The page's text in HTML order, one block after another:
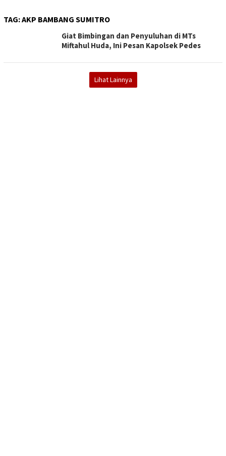
TAG:AKP BAMBANG SUMITRO
Giat Bimbingan dan Penyuluhan di MTs
Miftahul Huda, Ini Pesan Kapolsek Pedes
Lihat Lainnya